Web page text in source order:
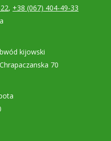
, +38 (067) 404-49-33
kijowski
70